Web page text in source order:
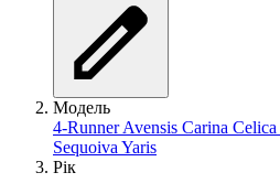
Модель
4-RunnerAvensis Carina Celica
SequoivaYaris
Рік